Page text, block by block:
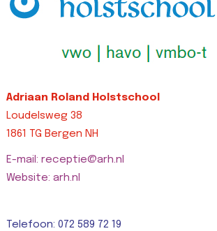
Adriaan Roland Holstschool
Loudelsweg 38
1861 TG Bergen NH
E-mail: receptie@arh.nl
Website: arh.nl
Telefoon: 072 589 72 19